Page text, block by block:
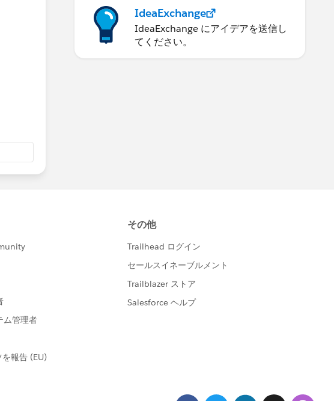
IdeaExchange
IdeaExchange にアイデアを送信し
てください。